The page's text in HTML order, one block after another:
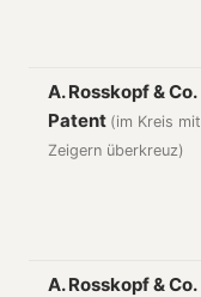
A. Rosskopf & Co.
Patent (im Kreis mit
Zeigern überkreuz)
A. Rosskopf & Co.